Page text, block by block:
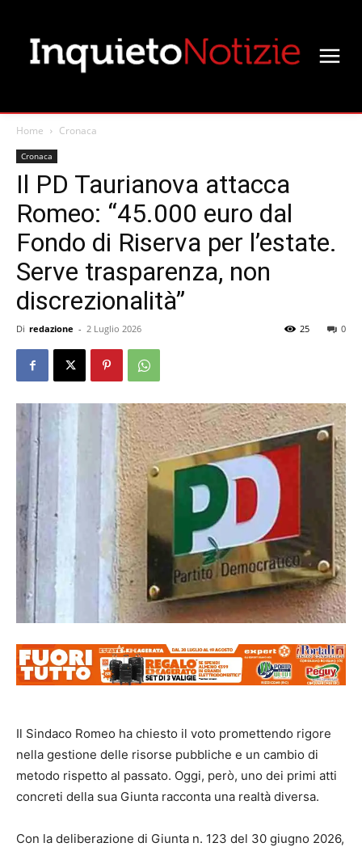
Home Cronaca
Cronaca
Il PD Taurianova attacca
Romeo: “45.000 euro dal
Fondo di Riserva per l’estate.
Serve trasparenza, non
discrezionalità”
Di redazione - 2 Luglio 2026 0
25
Il Sindaco Romeo ha chiesto il voto promettendo rigore
nella gestione delle risorse pubbliche e un cambio di
metodo rispetto al passato. Oggi, però, uno dei primi atti
concreti della sua Giunta racconta una realtà diversa.
Con la deliberazione di Giunta n. 123 del 30 giugno 2026,